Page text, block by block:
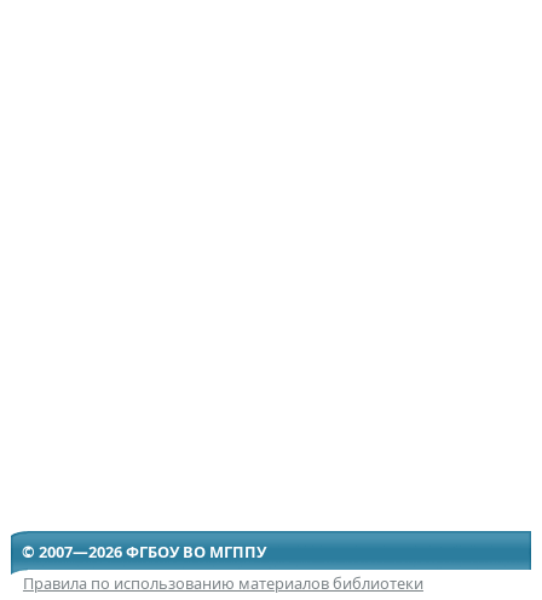
© 2007—2026 ФГБОУ ВО МГППУ
Правила по использованию материалов библиотеки